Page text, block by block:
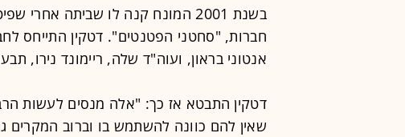
בשנת 2001 המונח קנה לו שביתה אחרי שפיטר דטקין, בכיר ב
אנטוני בראון, ועוה"ד שלה, ריימונד נירו,
דטקין התבטא אז כך: "אלה מנסים לעשות
שאין להם כוונה להשתמש בו וברוב המקרים